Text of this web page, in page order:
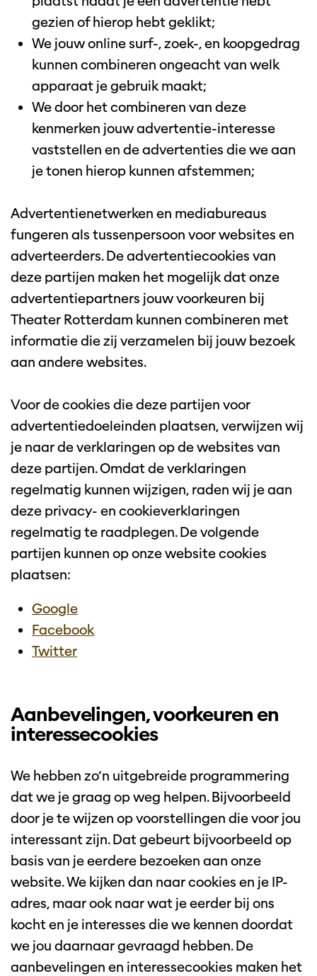
gezien of hierop hebt geklikt;
We jouw online surf-, zoek-, en koopgedrag
kunnen combineren ongeacht van welk
apparaat je gebruik maakt;
We door het combineren van deze
kenmerken jouw advertentie-interesse
vaststellen en de advertenties die we aan
je tonen hierop kunnen afstemmen;
Advertentienetwerken en mediabureaus
fungeren als tussenpersoon voor websites en
adverteerders. De advertentiecookies van
deze partijen maken het mogelijk dat onze
advertentiepartners jouw voorkeuren bij
Theater Rotterdam kunnen combineren met
informatie die zij verzamelen bij jouw bezoek
aan andere websites.
Voor de cookies die deze partijen voor
advertentiedoeleinden plaatsen, verwijzen wij
je naar de verklaringen op de websites van
deze partijen. Omdat de verklaringen
regelmatig kunnen wijzigen, raden wij je aan
deze privacy- en cookieverklaringen
regelmatig te raadplegen. De volgende
partijen kunnen op onze website cookies
plaatsen:
Google
Facebook
Twitter
Aanbevelingen, voorkeuren en
interessecookies
We hebben zo’n uitgebreide programmering
dat we je graag op weg helpen. Bijvoorbeeld
door je te wijzen op voorstellingen die voor jou
interessant zijn. Dat gebeurt bijvoorbeeld op
basis van je eerdere bezoeken aan onze
website. We kijken dan naar cookies en je IP-
adres, maar ook naar wat je eerder bij ons
kocht en je interesses die we kennen doordat
we jou daarnaar gevraagd hebben. De
aanbevelingen en interessecookies maken het